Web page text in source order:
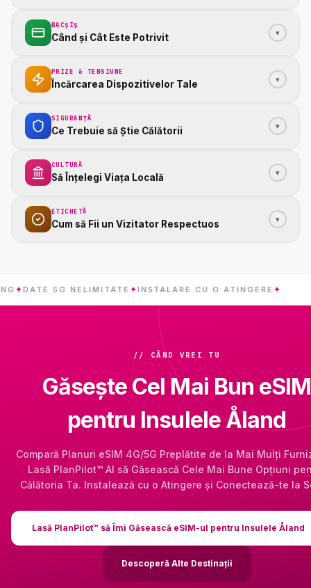
BACȘIȘ
Când și Cât Este Potrivit ▾
PRIZE & TENSIUNE
Încărcarea Dispozitivelor Tale ▾
SIGURANȚĂ
Ce Trebuie să Știe Călătorii ▾
CULTURĂ
Să Înțelegi Viața Locală ▾
ETICHETĂ
Cum să Fii un Vizitator Respectuos ▾
5G NELIMITATE✦ INSTALARE CU O ATINGERE✦
// CÂND VREI TU
Găsește Cel Mai Bun eSIM
pentru Insulele Åland
Compară Planuri eSIM 4G/5G Preplătite de la Mai Mulți
Lasă PlanPilot™ AI să Găsească Cele Mai Bune Opțiuni
Călătoria Ta. Instalează cu o Atingere și Conectează-te la
Lasă PlanPilot™ să Îmi Găsească eSIM-ul pentru Insulele Åland
Descoperă Alte Destinații